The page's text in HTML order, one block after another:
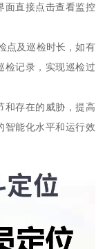
面直接点击查看监控
点及巡检时长，如有
检记录，实现巡检过
和存在的威胁，提高
智能化水平和运行效